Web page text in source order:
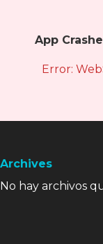
App
Error:
Archives
No hay archivos